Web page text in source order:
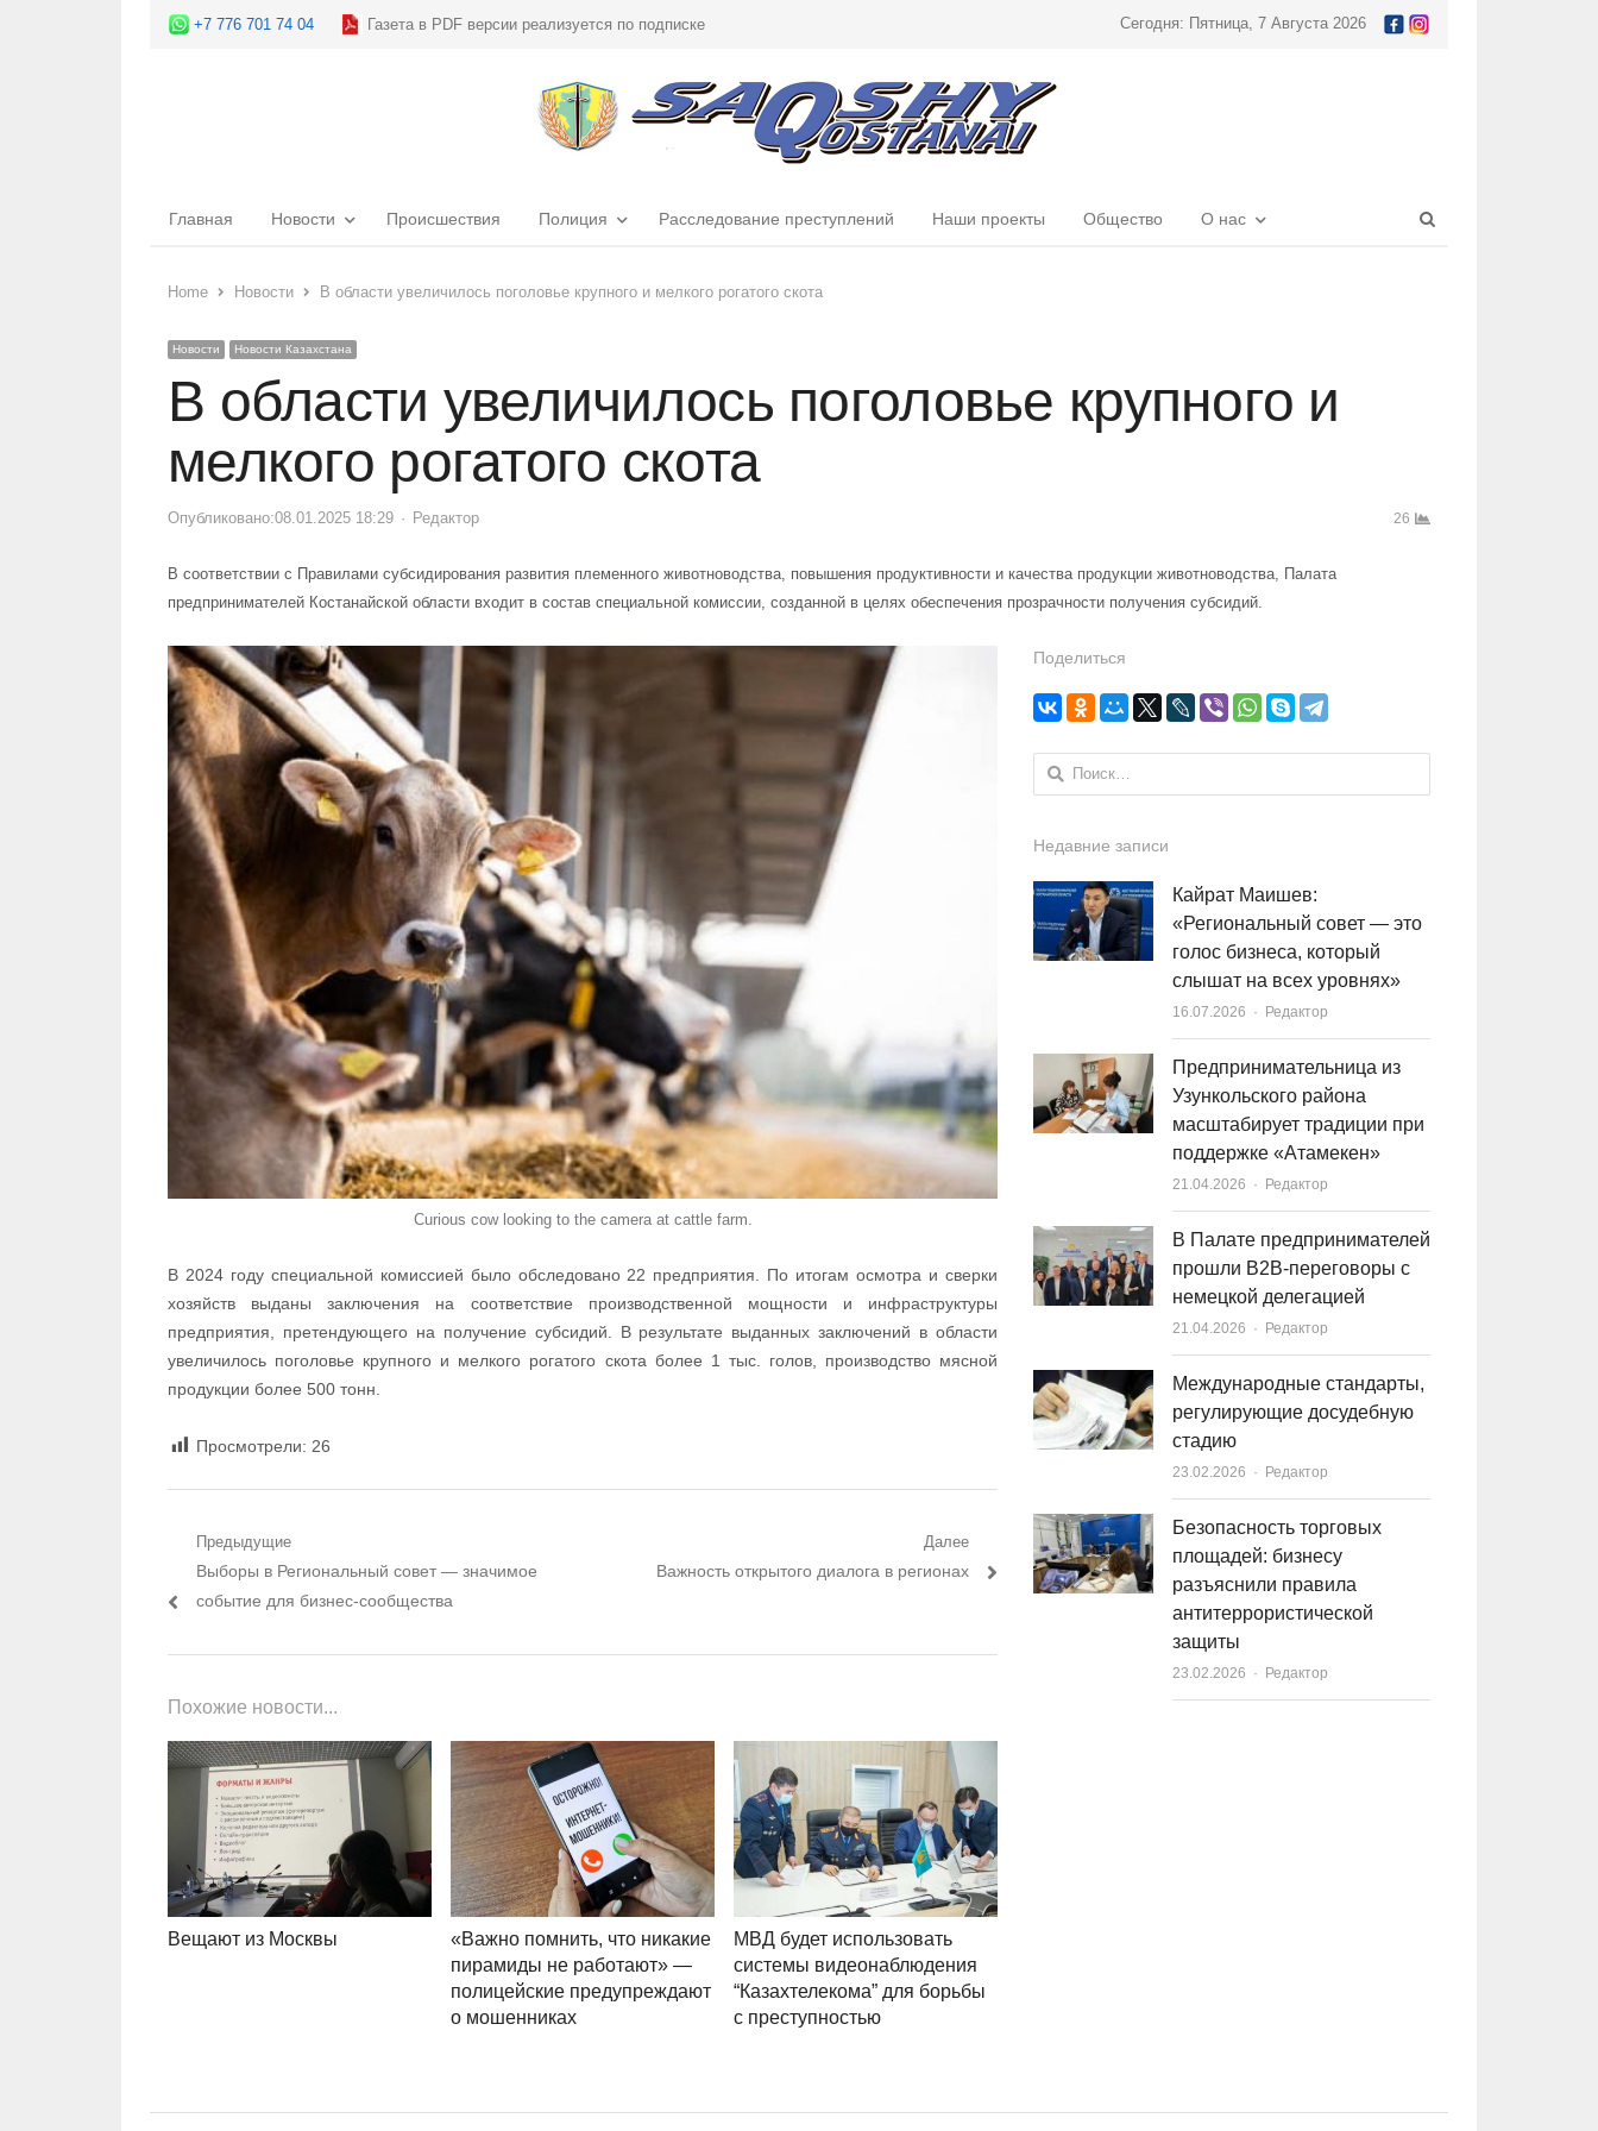
+7 776 701 74 04 Газета в PDF версии реализуется по подписке Сегодня: Пятница, 7 Августа 2026
Главная Новости Происшествия Полиция Расследование преступлений Наши проекты Общество О нас
Home
Новости В области увеличилось поголовье крупного и мелкого рогатого скота
Новости Новости Казахстана
В области увеличилось поголовье крупного и
мелкого рогатого скота
Опубликовано:08.01.2025 18:29 Author
Редактор 26
В соответствии с Правилами субсидирования развития племенного животноводства, повышения продуктивности и качества продукции животноводства, Палата
предпринимателей Костанайской области входит в состав специальной комиссии, созданной в целях обеспечения прозрачности получения субсидий.
Curious cow looking to the camera at cattle farm.
В 2024 году специальной комиссией было обследовано 22 предприятия. По итогам осмотра и сверки
хозяйств выданы заключения на соответствие производственной мощности и инфраструктуры
предприятия, претендующего на получение субсидий. В результате выданных заключений в области
увеличилось поголовье крупного и мелкого рогатого скота более 1 тыс. голов, производство мясной
продукции более 500 тонн.
Просмотрели: 26
Навигация по записям
Предыдущие
Предыдущий пост:
Выборы в Региональный совет — значимое
событие для бизнес-сообщества
Далее
Следующий пост:
Важность открытого диалога в регионах
Похожие новости...
Вещают из Москвы
«Важно помнить, что никакие
пирамиды не работают» —
полицейские предупреждают
о мошенниках
МВД будет использовать
системы видеонаблюдения
“Казахтелекома” для борьбы
с преступностью
Поделиться
Найти:
Недавние записи
Кайрат Маишев:
«Региональный совет — это
голос бизнеса, который
слышат на всех уровнях»
16.07.2026 Author
Редактор
Предпринимательница из
Узункольского района
масштабирует традиции при
поддержке «Атамекен»
21.04.2026 Author
Редактор
В Палате предпринимателей
прошли B2B-переговоры с
немецкой делегацией
21.04.2026 Author
Редактор
Международные стандарты,
регулирующие досудебную
стадию
23.02.2026 Author
Редактор
Безопасность торговых
площадей: бизнесу
разъяснили правила
антитеррористической
защиты
23.02.2026 Author
Редактор